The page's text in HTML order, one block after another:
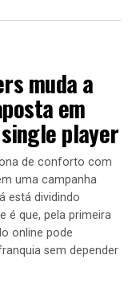
muda a
em
player
de conforto com
uma campanha
está dividindo
é que, pela primeira
online pode
sem depender